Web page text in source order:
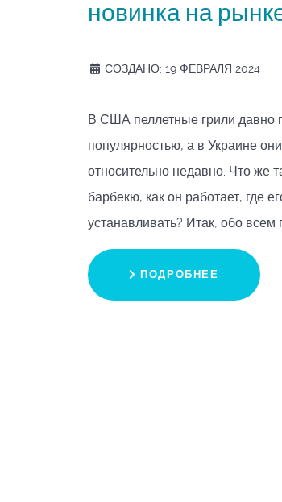
новинка на
СОЗДАНО: 19 ФЕВРАЛЯ 2024
В США пеллетные грили давно
популярностью, а в Украине
относительно недавно. Что же
барбекю, как он работает, где
устанавливать? Итак, обо всем
ПОДРОБНЕЕ